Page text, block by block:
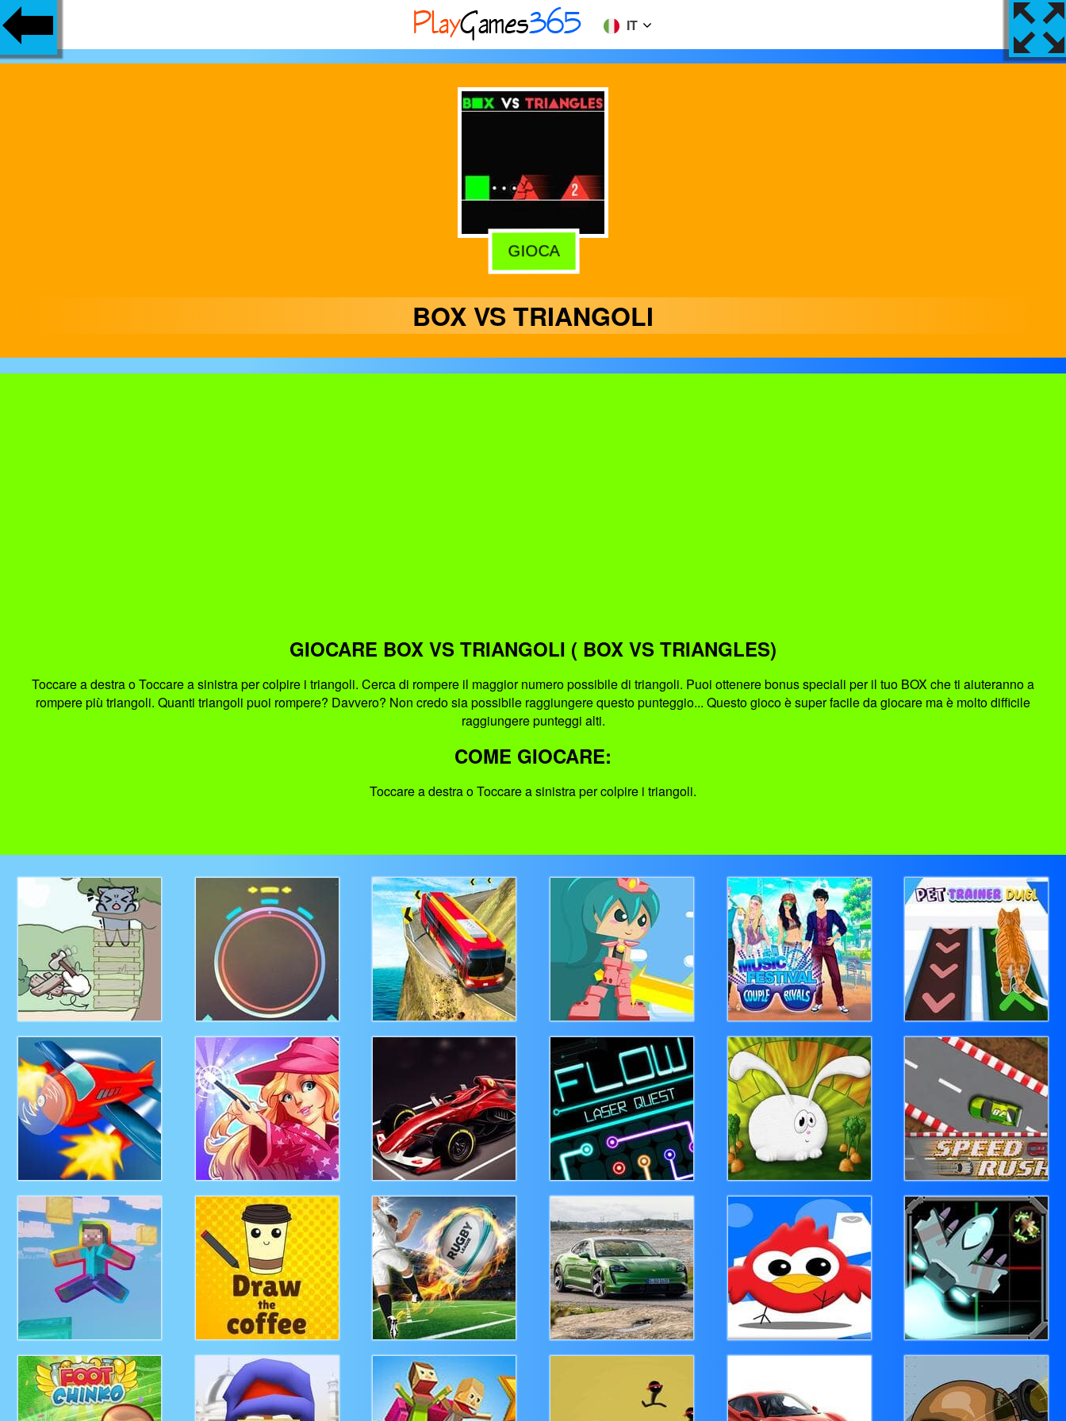
IT
GIOCA
BOX VS TRIANGOLI
GIOCARE BOX VS TRIANGOLI ( BOX VS TRIANGLES)
Toccare a destra o Toccare a sinistra per colpire i triangoli. Cerca di rompere il maggior numero possibile di triangoli. Puoi ottenere bonus speciali per il tuo BOX che ti aiuteranno a
rompere più triangoli. Quanti triangoli puoi rompere? Davvero? Non credo sia possibile raggiungere questo punteggio... Questo gioco è super facile da giocare ma è molto difficile
raggiungere punteggi alti.
COME GIOCARE:
Toccare a destra o Toccare a sinistra per colpire i triangoli.